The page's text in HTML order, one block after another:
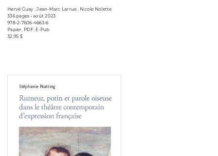
Hervé Guay , Jean-Marc Larrue , Nicole Nolette
336 pages • août 2023
978-2-7606-4663-6
Papier, PDF, E-Pub
32,95 $